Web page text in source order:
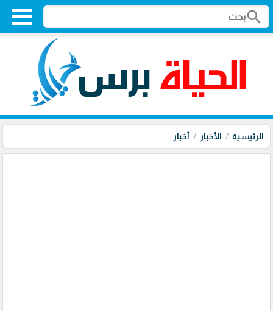
search
الرئيسية الأخبار أخبار